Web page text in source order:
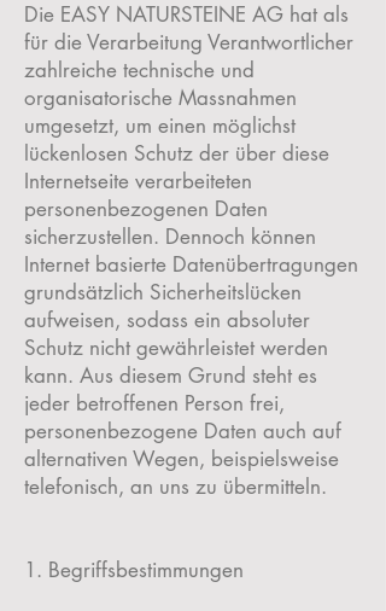
Die EASY NATURSTEINE AG hat als
für die Verarbeitung Verantwortlicher
zahlreiche technische und
organisatorische Massnahmen
umgesetzt, um einen möglichst
lückenlosen Schutz der über diese
Internetseite verarbeiteten
personenbezogenen Daten
sicherzustellen. Dennoch können
Internet basierte Datenübertragungen
grundsätzlich Sicherheitslücken
aufweisen, sodass ein absoluter
Schutz nicht gewährleistet werden
kann. Aus diesem Grund steht es
jeder betroffenen Person frei,
personenbezogene Daten auch auf
alternativen Wegen, beispielsweise
telefonisch, an uns zu übermitteln.
1. Begriffsbestimmungen